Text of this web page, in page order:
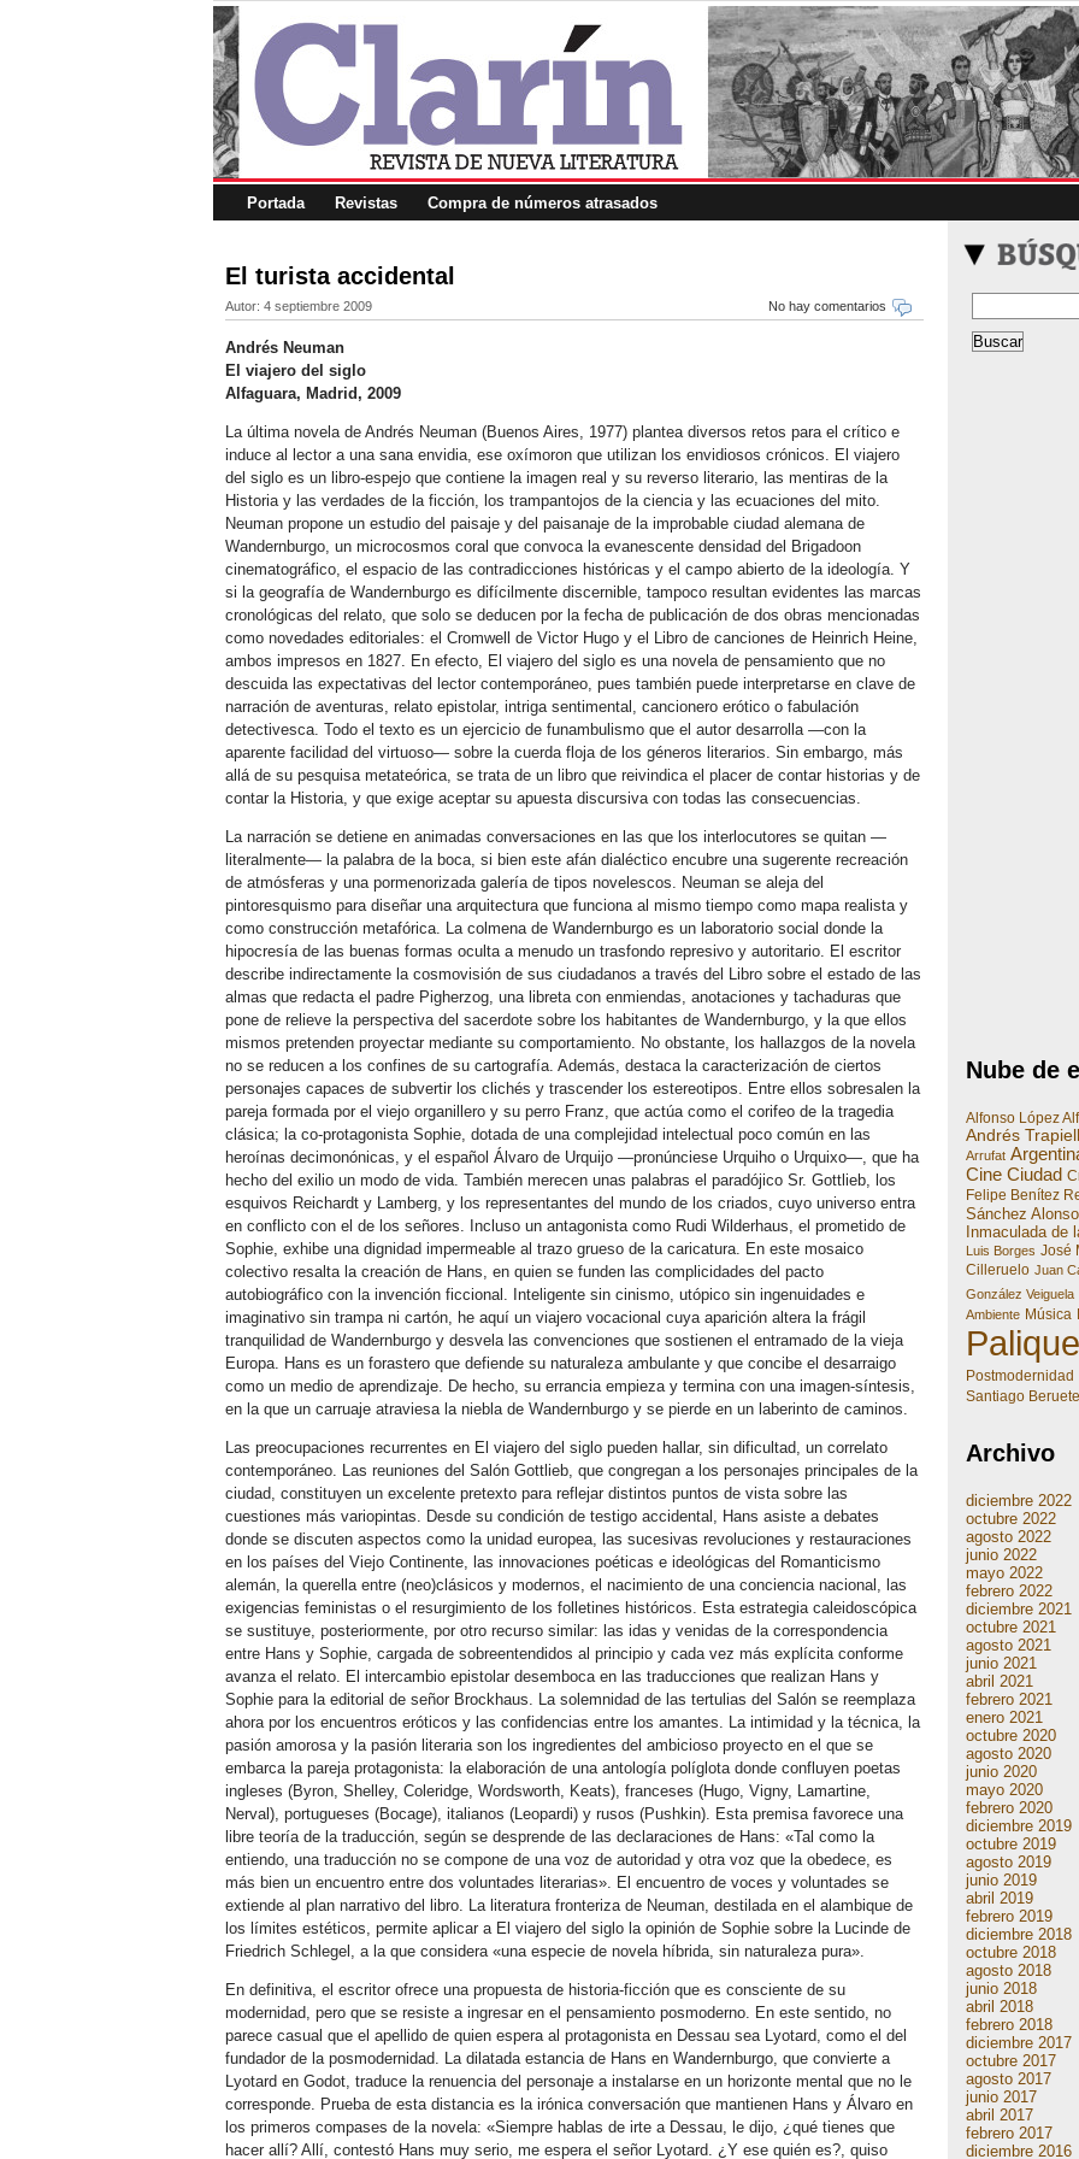
Portada Revistas Compra de números atrasados
El turista accidental
No hay comentarios
Autor: 4 septiembre 2009
Andrés Neuman
El viajero del siglo
Alfaguara, Madrid, 2009
La última novela de Andrés Neuman (Buenos Aires, 1977) plantea diversos retos para el crítico e
induce al lector a una sana envidia, ese oxímoron que utilizan los envidiosos crónicos. El viajero
del siglo es un libro-espejo que contiene la imagen real y su reverso literario, las mentiras de la
Historia y las verdades de la ficción, los trampantojos de la ciencia y las ecuaciones del mito.
Neuman propone un estudio del paisaje y del paisanaje de la improbable ciudad alemana de
Wandernburgo, un microcosmos coral que convoca la evanescente densidad del Brigadoon
cinematográfico, el espacio de las contradicciones históricas y el campo abierto de la ideología. Y
si la geografía de Wandernburgo es difícilmente discernible, tampoco resultan evidentes las marcas
cronológicas del relato, que solo se deducen por la fecha de publicación de dos obras mencionadas
como novedades editoriales: el Cromwell de Victor Hugo y el Libro de canciones de Heinrich Heine,
ambos impresos en 1827. En efecto, El viajero del siglo es una novela de pensamiento que no
descuida las expectativas del lector contemporáneo, pues también puede interpretarse en clave de
narración de aventuras, relato epistolar, intriga sentimental, cancionero erótico o fabulación
detectivesca. Todo el texto es un ejercicio de funambulismo que el autor desarrolla —con la
aparente facilidad del virtuoso— sobre la cuerda floja de los géneros literarios. Sin embargo, más
allá de su pesquisa metateórica, se trata de un libro que reivindica el placer de contar historias y de
contar la Historia, y que exige aceptar su apuesta discursiva con todas las consecuencias.
La narración se detiene en animadas conversaciones en las que los interlocutores se quitan —
literalmente— la palabra de la boca, si bien este afán dialéctico encubre una sugerente recreación
de atmósferas y una pormenorizada galería de tipos novelescos. Neuman se aleja del
pintoresquismo para diseñar una arquitectura que funciona al mismo tiempo como mapa realista y
como construcción metafórica. La colmena de Wandernburgo es un laboratorio social donde la
hipocresía de las buenas formas oculta a menudo un trasfondo represivo y autoritario. El escritor
describe indirectamente la cosmovisión de sus ciudadanos a través del Libro sobre el estado de las
almas que redacta el padre Pigherzog, una libreta con enmiendas, anotaciones y tachaduras que
pone de relieve la perspectiva del sacerdote sobre los habitantes de Wandernburgo, y la que ellos
mismos pretenden proyectar mediante su comportamiento. No obstante, los hallazgos de la novela
no se reducen a los confines de su cartografía. Además, destaca la caracterización de ciertos
personajes capaces de subvertir los clichés y trascender los estereotipos. Entre ellos sobresalen la
pareja formada por el viejo organillero y su perro Franz, que actúa como el corifeo de la tragedia
clásica; la co-protagonista Sophie, dotada de una complejidad intelectual poco común en las
heroínas decimonónicas, y el español Álvaro de Urquijo —pronúnciese Urquiho o Urquixo—, que ha
hecho del exilio un modo de vida. También merecen unas palabras el paradójico Sr. Gottlieb, los
esquivos Reichardt y Lamberg, y los representantes del mundo de los criados, cuyo universo entra
en conflicto con el de los señores. Incluso un antagonista como Rudi Wilderhaus, el prometido de
Sophie, exhibe una dignidad impermeable al trazo grueso de la caricatura. En este mosaico
colectivo resalta la creación de Hans, en quien se funden las complicidades del pacto
autobiográfico con la invención ficcional. Inteligente sin cinismo, utópico sin ingenuidades e
imaginativo sin trampa ni cartón, he aquí un viajero vocacional cuya aparición altera la frágil
tranquilidad de Wandernburgo y desvela las convenciones que sostienen el entramado de la vieja
Europa. Hans es un forastero que defiende su naturaleza ambulante y que concibe el desarraigo
como un medio de aprendizaje. De hecho, su errancia empieza y termina con una imagen-síntesis,
en la que un carruaje atraviesa la niebla de Wandernburgo y se pierde en un laberinto de caminos.
Las preocupaciones recurrentes en El viajero del siglo pueden hallar, sin dificultad, un correlato
contemporáneo. Las reuniones del Salón Gottlieb, que congregan a los personajes principales de la
ciudad, constituyen un excelente pretexto para reflejar distintos puntos de vista sobre las
cuestiones más variopintas. Desde su condición de testigo accidental, Hans asiste a debates
donde se discuten aspectos como la unidad europea, las sucesivas revoluciones y restauraciones
en los países del Viejo Continente, las innovaciones poéticas e ideológicas del Romanticismo
alemán, la querella entre (neo)clásicos y modernos, el nacimiento de una conciencia nacional, las
exigencias feministas o el resurgimiento de los folletines históricos. Esta estrategia caleidoscópica
se sustituye, posteriormente, por otro recurso similar: las idas y venidas de la correspondencia
entre Hans y Sophie, cargada de sobreentendidos al principio y cada vez más explícita conforme
avanza el relato. El intercambio epistolar desemboca en las traducciones que realizan Hans y
Sophie para la editorial de señor Brockhaus. La solemnidad de las tertulias del Salón se reemplaza
ahora por los encuentros eróticos y las confidencias entre los amantes. La intimidad y la técnica, la
pasión amorosa y la pasión literaria son los ingredientes del ambicioso proyecto en el que se
embarca la pareja protagonista: la elaboración de una antología políglota donde confluyen poetas
ingleses (Byron, Shelley, Coleridge, Wordsworth, Keats), franceses (Hugo, Vigny, Lamartine,
Nerval), portugueses (Bocage), italianos (Leopardi) y rusos (Pushkin). Esta premisa favorece una
libre teoría de la traducción, según se desprende de las declaraciones de Hans: «Tal como la
entiendo, una traducción no se compone de una voz de autoridad y otra voz que la obedece, es
más bien un encuentro entre dos voluntades literarias». El encuentro de voces y voluntades se
extiende al plan narrativo del libro. La literatura fronteriza de Neuman, destilada en el alambique de
los límites estéticos, permite aplicar a El viajero del siglo la opinión de Sophie sobre la Lucinde de
Friedrich Schlegel, a la que considera «una especie de novela híbrida, sin naturaleza pura».
En definitiva, el escritor ofrece una propuesta de historia-ficción que es consciente de su
modernidad, pero que se resiste a ingresar en el pensamiento posmoderno. En este sentido, no
parece casual que el apellido de quien espera al protagonista en Dessau sea Lyotard, como el del
fundador de la posmodernidad. La dilatada estancia de Hans en Wandernburgo, que convierte a
Lyotard en Godot, traduce la renuencia del personaje a instalarse en un horizonte mental que no le
corresponde. Prueba de esta distancia es la irónica conversación que mantienen Hans y Álvaro en
los primeros compases de la novela: «Siempre hablas de irte a Dessau, le dijo, ¿qué tienes que
hacer allí? Allí, contestó Hans muy serio, me espera el señor Lyotard. ¿Y ese quién es?, quiso
Nube de
Alfonso López
Andrés
Arrufat
Cine Ciudad
Felipe Benítez
Sánchez Alonso
Inmaculada de
Luis Borges José
Cilleruelo Juan
González Veiguela
Ambiente Música
Postmodernidad
Santiago Beruete
Archivo
diciembre 2022
octubre 2022
agosto 2022
junio 2022
mayo 2022
febrero 2022
diciembre 2021
octubre 2021
agosto 2021
junio 2021
abril 2021
febrero 2021
enero 2021
octubre 2020
agosto 2020
junio 2020
mayo 2020
febrero 2020
diciembre 2019
octubre 2019
agosto 2019
junio 2019
abril 2019
febrero 2019
diciembre 2018
octubre 2018
agosto 2018
junio 2018
abril 2018
febrero 2018
diciembre 2017
octubre 2017
agosto 2017
junio 2017
abril 2017
febrero 2017
diciembre 2016